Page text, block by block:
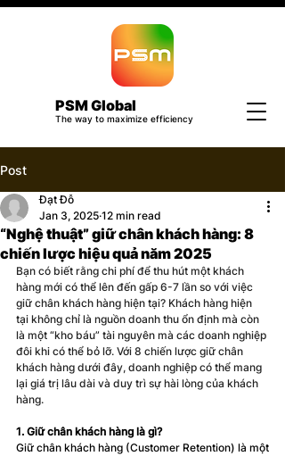
PSM Global
The way to maximize efficiency
Post
“Nghệ thuật” giữ chân khách hàng: 8
chiến lược hiệu quả năm 2025
Đạt Đỗ
Jan 3, 2025 12 min read
Bạn có biết rằng chi phí để thu hút một khách
hàng mới có thể lên đến gấp 6-7 lần so với việc
giữ chân khách hàng hiện tại? Khách hàng hiện
tại không chỉ là nguồn doanh thu ổn định mà còn
là một “kho báu” tài nguyên mà các doanh nghiệp
đôi khi có thể bỏ lỡ. Với 8 chiến lược giữ chân
khách hàng dưới đây, doanh nghiệp có thể mang
lại giá trị lâu dài và duy trì sự hài lòng của khách
hàng.
1. Giữ chân khách hàng là gì?
Giữ chân khách hàng (Customer Retention) là một